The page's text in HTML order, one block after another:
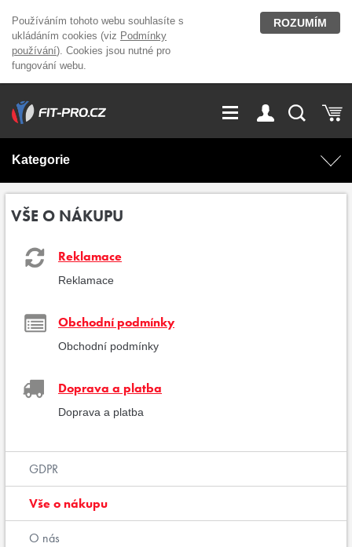
Používáním tohoto webu souhlasíte s
ukládáním cookies (viz Podmínky
používání). Cookies jsou nutné pro
fungování webu.
ROZUMÍM
GDPR
Přihlášení
Kategorie
AKCE
Doplňky stravy
Značky
VŠE O NÁKUPU
Reklamace
Reklamace
Obchodní podmínky
Obchodní podmínky
Doprava a platba
Doprava a platba
GDPR
Vše o nákupu
O nás